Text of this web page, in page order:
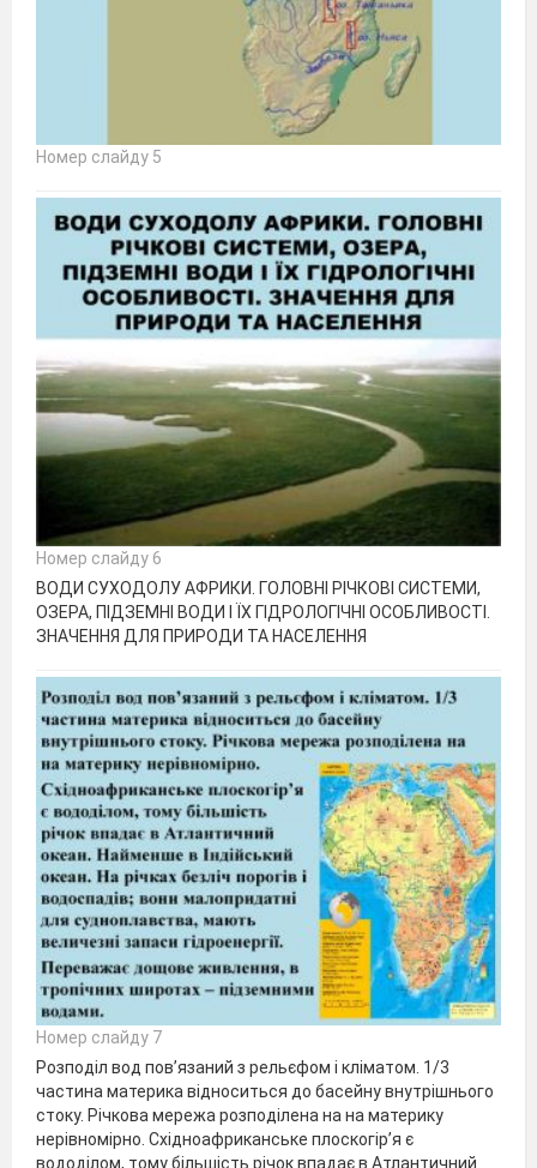
Номер слайду 5
Номер слайду 6
ВОДИ СУХОДОЛУ АФРИКИ. ГОЛОВНІ РІЧКОВІ СИСТЕМИ,
ОЗЕРА, ПІДЗЕМНІ ВОДИ І ЇХ ГІДРОЛОГІЧНІ ОСОБЛИВОСТІ.
ЗНАЧЕННЯ ДЛЯ ПРИРОДИ ТА НАСЕЛЕННЯ
Номер слайду 7
Розподіл вод пов’язаний з рельєфом і кліматом. 1/3
частина материка відноситься до басейну внутрішнього
стоку. Річкова мережа розподілена на на материку
нерівномірно. Східноафриканське плоскогір’я є
вододілом, тому більшість річок впадає в Атлантичний